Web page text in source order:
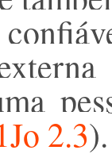
2.3).